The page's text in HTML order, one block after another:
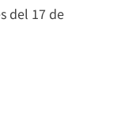
del 17 de